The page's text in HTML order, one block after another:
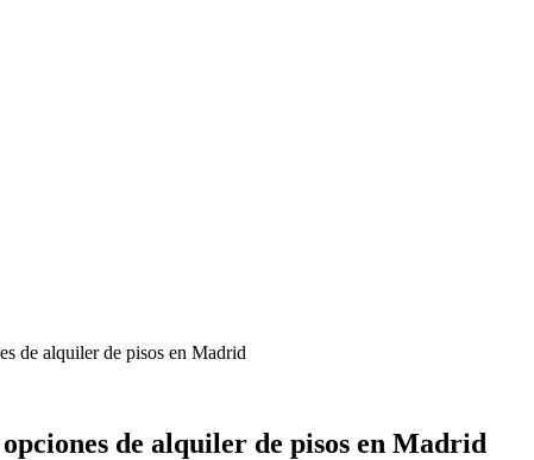
de alquiler de pisos en Madrid
de alquiler de pisos en Madrid